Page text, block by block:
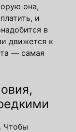
она,
и
в
движется к
— самая
Чтобы